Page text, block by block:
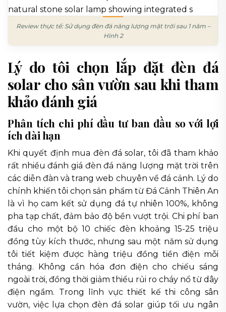
Review thực tế: Sử dụng đèn đá năng lượng mặt trời sau 1 năm –
Hình 2
Lý do tôi chọn lắp đặt đèn đá
solar cho sân vườn sau khi tham
khảo đánh giá
Phân tích chi phí đầu tư ban đầu so với lợi
ích dài hạn
Khi quyết định mua đèn đá solar, tôi đã tham khảo
rất nhiều đánh giá đèn đá năng lượng mặt trời trên
các diễn đàn và trang web chuyên về đá cảnh. Lý do
chính khiến tôi chọn sản phẩm từ Đá Cảnh Thiên An
là vì họ cam kết sử dụng đá tự nhiên 100%, không
pha tạp chất, đảm bảo độ bền vượt trội. Chi phí ban
đầu cho một bộ 10 chiếc đèn khoảng 15-25 triệu
đồng tùy kích thước, nhưng sau một năm sử dụng
tôi tiết kiệm được hàng triệu đồng tiền điện mỗi
tháng. Không cần hóa đơn điện cho chiếu sáng
ngoài trời, đồng thời giảm thiểu rủi ro cháy nổ từ dây
điện ngầm. Trong lĩnh vực thiết kế thi công sân
vườn, việc lựa chọn đèn đá solar giúp tối ưu ngân